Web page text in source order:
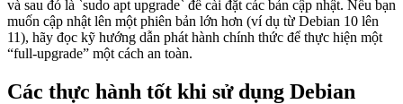
và sau đó là `sudo apt upgrade` để cài đặt các bản cập nhật. Nếu bạn
muốn cập nhật lên một phiên bản lớn hơn (ví dụ từ Debian 10 lên
11), hãy đọc kỹ hướng dẫn phát hành chính thức để thực hiện một
“full-upgrade” một cách an toàn.
Các thực hành tốt khi sử dụng Debian